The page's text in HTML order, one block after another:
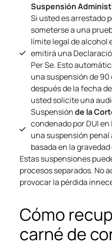
Suspensión
Si usted es arrestado
someterse a una
límite legal de alcohol
emitirá una
Per Se. Esto
una suspensión de 90
después de la fecha
usted solicite una
Suspensiónde la
condenado por DUI
una suspensión
basada en la
Estas suspensiones
procesos separados. No
provocar la pérdida
Cómo
carné de